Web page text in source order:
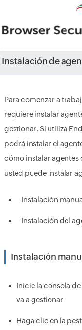
Instalación de
Para comenzar a
requiere instalar
gestionar. Si utiliza
podrá instalar el
cómo instalar agentes
usted puede instalar
Instalación
Instalación del
Instalación
Inicie la consola
va a gestionar
Haga clic en la